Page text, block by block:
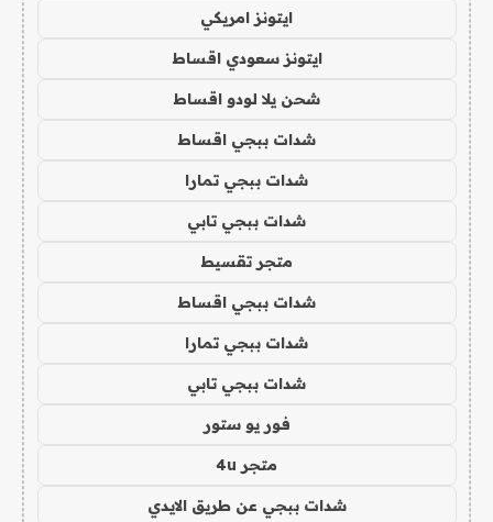
ايتونز امريكي
ايتونز سعودي اقساط
شحن يلا لودو اقساط
شدات ببجي اقساط
شدات ببجي تمارا
شدات ببجي تابي
متجر تقسيط
شدات ببجي اقساط
شدات ببجي تمارا
شدات ببجي تابي
فور يو ستور
متجر 4u
شدات ببجي عن طريق الايدي